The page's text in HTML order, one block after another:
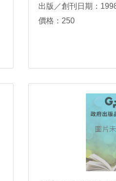
出版／創刊日期：
價格：250